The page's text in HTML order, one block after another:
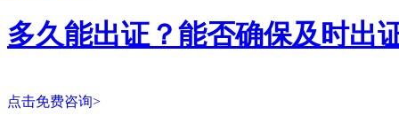
多久能出证？能否确保及时出
点击免费咨询>